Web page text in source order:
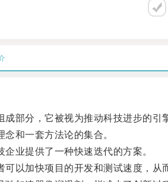
部分，它被视为推动科技进步的引
和一套方法论的集合。
业提供了一种快速迭代的方案。
加快项目的开发和测试速度，从